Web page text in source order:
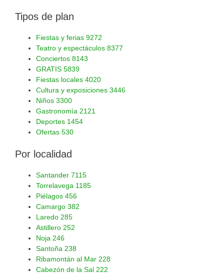
Tipos de plan
Fiestas y ferias 9272
Teatro y espectáculos 8377
Conciertos 8143
GRATIS 5839
Fiestas locales 4020
Cultura y exposiciones 3446
Niños 3300
Gastronomía 2121
Deportes 1454
Ofertas 530
Por localidad
Santander 7115
Torrelavega 1185
Piélagos 456
Camargo 382
Laredo 285
Astillero 252
Noja 246
Santoña 238
Ribamontán al Mar 228
Cabezón de la Sal 222